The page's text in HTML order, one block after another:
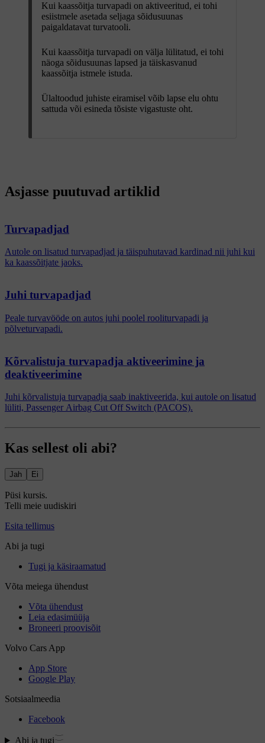
Kui kaassõitja turvapadi on aktiveeritud, ei tohi
esiistmele asetada seljaga sõidusuunas
paigaldatavat turvatooli.
Kui kaassõitja turvapadi on välja lülitatud, ei tohi
näoga sõidusuunas lapsed ja täiskasvanud
kaassõitja istmele istuda.
Ülaltoodud juhiste eiramisel võib lapse elu ohtu
sattuda või esineda tõsiste vigastuste oht.
Asjasse puutuvad artiklid
Turvapadjad
Autole on lisatud turvapadjad ja täispuhutavad kardinad nii juhi kui
ka kaassõitjate jaoks.
Juhi turvapadjad
Peale turvavööde on autos juhi poolel rooliturvapadi ja
põlveturvapadi.
Kõrvalistuja turvapadja aktiveerimine ja
deaktiveerimine
Juhi kõrvalistuja turvapadja saab inaktiveerida, kui autole on lisatud
lüliti, Passenger Airbag Cut Off Switch (PACOS).
Kas sellest oli abi?
Jah Ei